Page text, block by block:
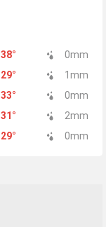
38° 0mm
29° 1 mm
33° 0mm
31 ° 2mm
29° 0mm